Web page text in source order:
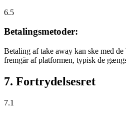
6.5
Betalingsmetoder:
Betaling af take away kan ske med de
fremgår af platformen, typisk de
7. Fortrydelsesret
7.1